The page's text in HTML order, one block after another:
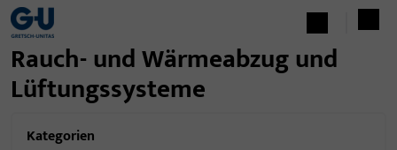
Rauch- und Wärmeabzug und
Lüftungssysteme
Kategorien